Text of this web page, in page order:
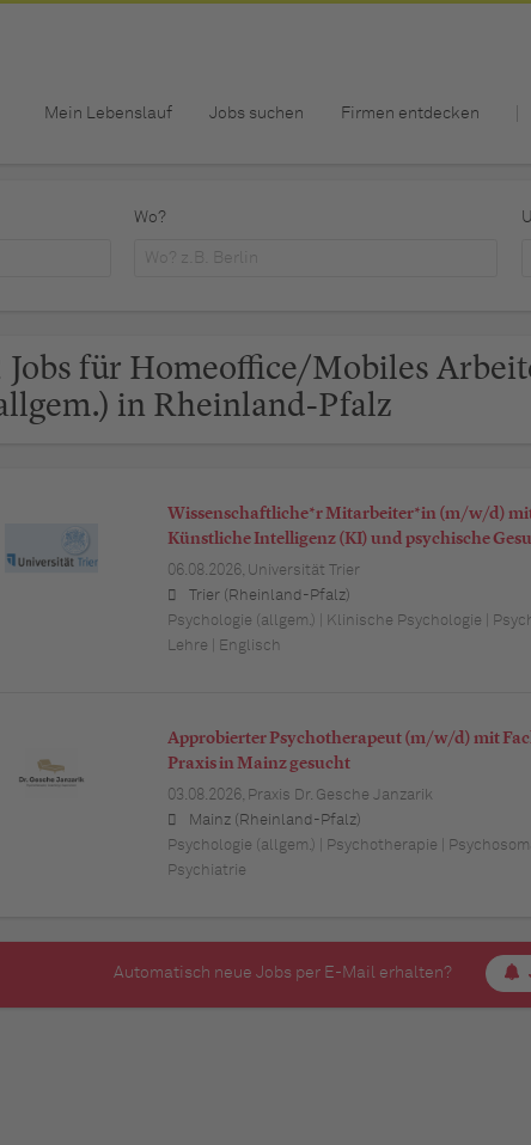
Mein Lebenslauf Jobs suchen Firmen entdecken
Wo?
Jobs für Homeoffice/Mobiles
in Rheinland-Pfalz
Wissenschaftliche*r Mitarbeiter*in (m/w/d)
Künstliche Intelligenz (KI) und psychische
06.08.2026, Universität Trier
Trier (Rheinland-Pfalz)
Psychologie (allgem.) | Klinische Psychologie |
Lehre | Englisch
Approbierter Psychotherapeut (m/w/d) mit
Praxis in Mainz gesucht
03.08.2026, Praxis Dr. Gesche Janzarik
Mainz (Rheinland-Pfalz)
Psychologie (allgem.) | Psychotherapie |
Psychiatrie
Automatisch neue Jobs per E-Mail erhalten?